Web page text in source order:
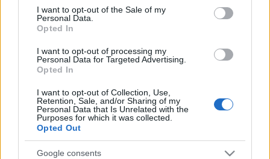
consent section.
I want to opt-out of the Sale of my
Personal Data.
Opted In
I want to opt-out of processing my
Personal Data for Targeted Advertising.
Opted In
I want to opt-out of Collection, Use,
Retention, Sale, and/or Sharing of my
Personal Data that Is Unrelated with the
Purposes for which it was collected.
Opted Out
Google consents
Juszcák Zsuzsa, a rendezvény koordinátora is
kifejtette, hogy ezek nélkül a támogatások nélkül
nem valósulhatna meg immár 8. alkalommal ez a
rangos seregszemle. Fontos megjegyezni, hogy 15
éve a fesztivál – a Szemlét kétévente rendezik meg –
az indulásakor kialakított, és a mai napig helytálló
szakmai értékek mentén működik. Ezek az értékek
határozták meg a válogatók munkáját is.
Sándor L. Istvánkifejtette, hogy – az idei évben